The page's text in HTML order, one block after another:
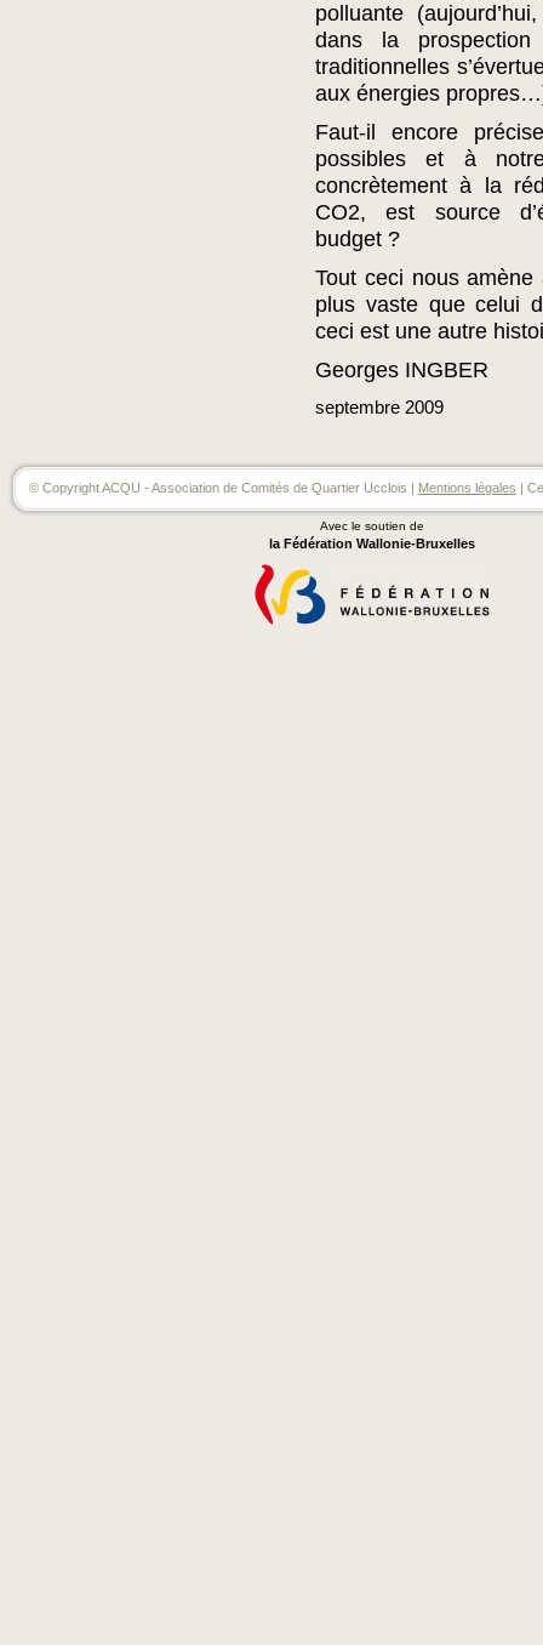
polluante
dans la prospection
traditionnelles
aux énergies
Faut-il encore
possibles et à
concrètement à la
CO2, est source
budget ?
Tout ceci nous
plus vaste que celui
ceci est une autre
Georges INGBER
septembre 2009
© Copyright ACQU - Association de Comités de Quartier Ucclois | Mentions légales |
Avec le soutien de
la Fédération Wallonie-Bruxelles